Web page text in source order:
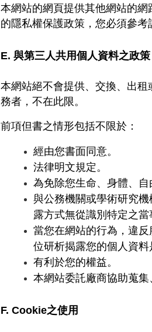
本網站的網頁提供其他網站的
的隱私權保護政策，您必須參考
E. 與第三人共用個人資料之政策
本網站絕不會提供、交換、出
務者，不在此限。
前項但書之情形包括不限於：
經由您書面同意。
法律明文規定。
為免除您生命、身體、自
與公務機關或學術研究
露方式無從識別特定之當
當您在網站的行為，違
位研析揭露您的個人資料
有利於您的權益。
本網站委託廠商協助蒐
F. Cookie之使用